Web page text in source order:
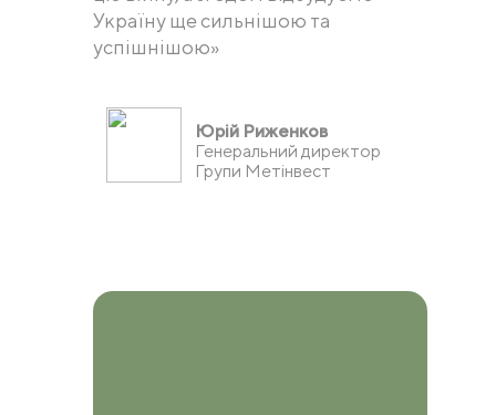
Україну ще сильнішою та
успішнішою»
Юрій Риженков
Генеральний директор
Групи Метінвест